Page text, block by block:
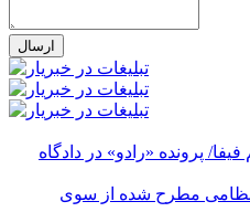
پرونده «رادو» در دادگاه
نظامی مطرح شده از سوی